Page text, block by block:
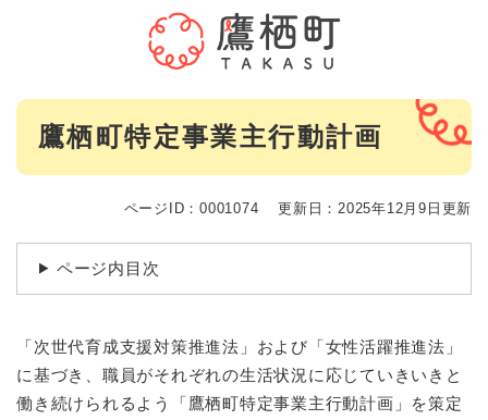
メニューを飛ばして本文へ
本
鷹栖町特定事業主行動計画
ページID：0001074 更新日：2025年12月9日更新
ページ内目次
「次世代育成支援対策推進法」および「女性活躍推進法」
に基づき、職員がそれぞれの生活状況に応じていきいきと
働き続けられるよう「鷹栖町特定事業主行動計画」を策定